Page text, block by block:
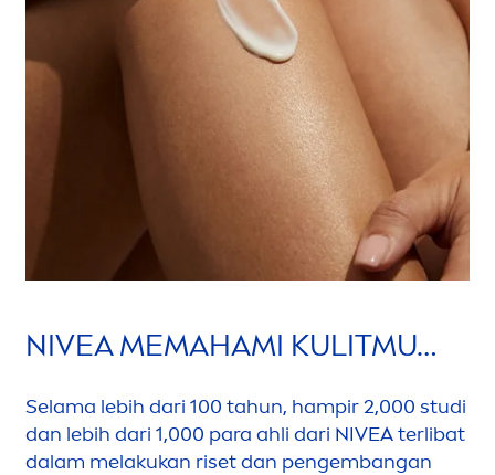
NIVEAMEMAHAMI KULITMU…
Selama lebih dari 100 tahun, hampir 2,000 studi
dan lebih dari 1,000 para ahli dari NIVEAterlibat
dalam melakukan riset dan pengembangan